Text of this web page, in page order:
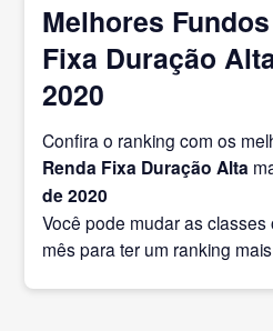
Melhores
Fixa Duração
2020
Confira o ranking com os
Renda Fixa Duração Alta
de 2020
Você pode mudar as
mês para ter um ranking